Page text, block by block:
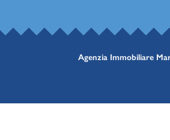
Agenzia Immobiliare